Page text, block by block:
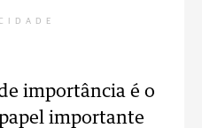
importância é o
importante